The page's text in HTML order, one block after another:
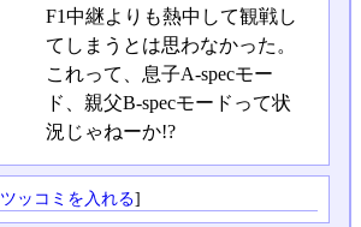
F1中継よりも熱中して観戦し
てしまうとは思わなかった。
これって、息子A-specモー
ド、親父B-specモードって状
況じゃねーか!?
ツッコミを入れる]